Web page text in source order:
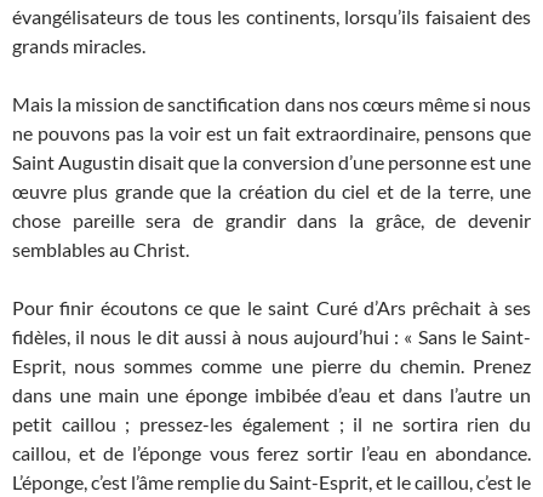
évangélisateurs de tous les continents, lorsqu’ils faisaient des
grands miracles.
Mais la mission de sanctification dans nos cœurs même si nous
ne pouvons pas la voir est un fait extraordinaire, pensons que
Saint Augustin disait que la conversion d’une personne est une
œuvre plus grande que la création du ciel et de la terre, une
chose pareille sera de grandir dans la grâce, de devenir
semblables au Christ.
Pour finir écoutons ce que le saint Curé d’Ars prêchait à ses
fidèles, il nous le dit aussi à nous aujourd’hui : « Sans le Saint-
Esprit, nous sommes comme une pierre du chemin. Prenez
dans une main une éponge imbibée d’eau et dans l’autre un
petit caillou ; pressez-les également ; il ne sortira rien du
caillou, et de l’éponge vous ferez sortir l’eau en abondance.
L’éponge, c’est l’âme remplie du Saint-Esprit, et le caillou, c’est le